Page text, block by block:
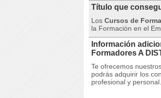
Título que
Los Cursos de
la Formación en el
Información
Formadores A
Te ofrecemos
podrás adquirir los
profesional y personal.